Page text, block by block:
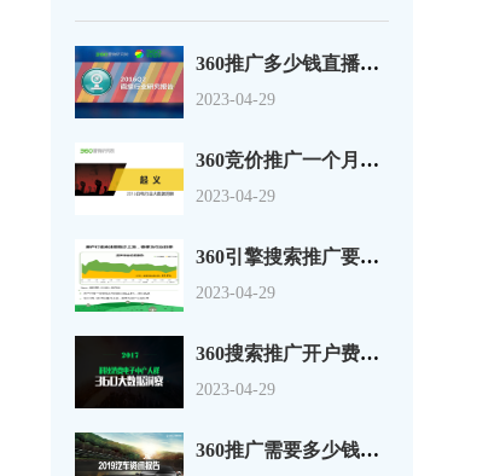
360推广多少钱直播行业移动端流量爆发增长秀场直播流量过半
2023-04-29
360竞价推广一个月多少钱？这是一份货真价实的白电行业报告
2023-04-29
360引擎搜索推广要不要钱多维度对房产行业进行深度剖析
2023-04-29
360搜索推广开户费用-科技消费电子中产人群洞察【360大数据】
2023-04-29
360推广需要多少钱？2020汽车行业洞察：逆市上扬，观行业之变化